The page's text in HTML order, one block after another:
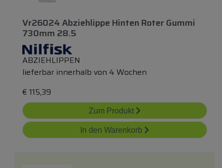
Vr26024 Abziehlippe Hinten Roter Gummi
730mm 28.5
ABZIEHLIPPEN
lieferbar innerhalb von 4 Wochen
€ 115,39
Zum Produkt
In den Warenkorb